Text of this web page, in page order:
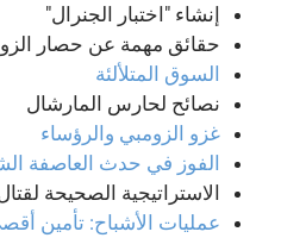
إنشاء "اختبار الجنرال"
حقائق مهمة عن حصار
السوق المتلألئة
نصائح لحارس المارشال
غزو الزومبي والرؤساء
الفوز في حدث العاصفة
الاستراتيجية الصحيحة
عمليات الأشباح: تأمين